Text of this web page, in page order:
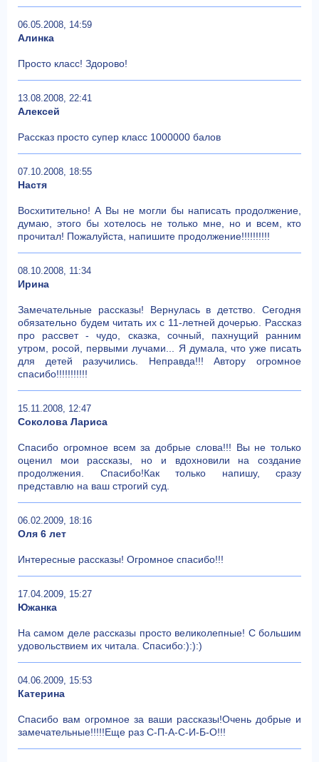
06.05.2008, 14:59
Алинка
Просто класс! Здорово!
13.08.2008, 22:41
Алексей
Рассказ просто супер класс 1000000 балов
07.10.2008, 18:55
Настя
Восхитительно! А Вы не могли бы написать продолжение,
думаю, этого бы хотелось не только мне, но и всем, кто
прочитал! Пожалуйста, напишите продолжение!!!!!!!!!!
08.10.2008, 11:34
Ирина
Замечательные рассказы! Вернулась в детство. Сегодня
обязательно будем читать их с 11-летней дочерью. Рассказ
про рассвет - чудо, сказка, сочный, пахнущий ранним
утром, росой, первыми лучами... Я думала, что уже писать
для детей разучились. Неправда!!! Автору огромное
спасибо!!!!!!!!!!!
15.11.2008, 12:47
Соколова Лариса
Спасибо огромное всем за добрые слова!!! Вы не только
оценил мои рассказы, но и вдохновили на создание
продолжения. Спасибо!Как только напишу, сразу
представлю на ваш строгий суд.
06.02.2009, 18:16
Оля 6 лет
Интересные рассказы! Огромное спасибо!!!
17.04.2009, 15:27
Южанка
На самом деле рассказы просто великолепные! С большим
удовольствием их читала. Спасибо:):):)
04.06.2009, 15:53
Катерина
Спасибо вам огромное за ваши рассказы!Очень добрые и
замечательные!!!!!Еще раз С-П-А-С-И-Б-О!!!